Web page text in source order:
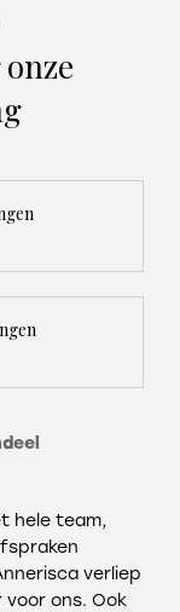
hele team,
verliep
ons. Ook